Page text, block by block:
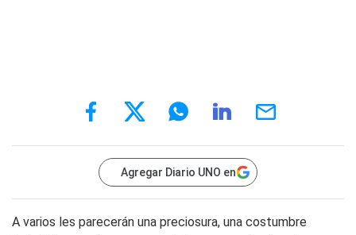
Agregar Diario UNO en
A varios les parecerán una preciosura, una costumbre